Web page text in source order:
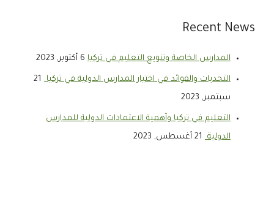
Recent News
المدارس الخاصة وتنويع التعليم في تركيا 6 أكتوبر, 2023
التحديات والفوائد في اختيار المدارس الدولية في تركيا 21
سبتمبر, 2023
التعليم في تركيا وأهمية الاعتمادات الدولية للمدارس
الدولية
21 أغسطس, 2023